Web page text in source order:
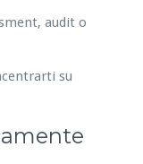
audit o
su